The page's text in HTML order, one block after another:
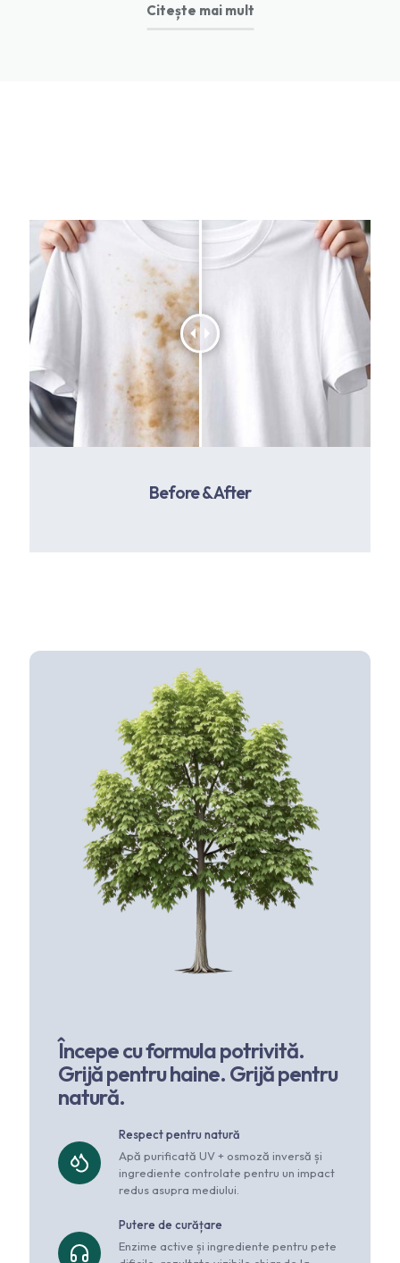
Citește mai mult
Before & After
Începe cu formula potrivită.
Grijă pentru haine. Grijă pentru
natură.
Respect pentru natură
Apă purificată UV + osmoză inversă și
ingrediente controlate pentru un impact
redus asupra mediului.
Putere de curățare
Enzime active și ingrediente pentru pete